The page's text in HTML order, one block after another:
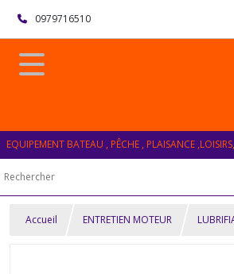
0979716510
EQUIPEMENT BATEAU , PÊCHE , PLAISANCE
Accueil ENTRETIEN MOTEUR